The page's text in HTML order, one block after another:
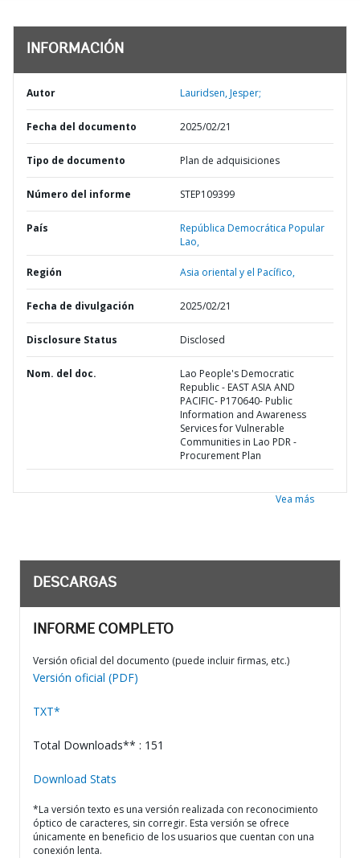
INFORMACIÓN
Autor Lauridsen, Jesper;
Fecha del documento 2025/02/21
Tipo de documento Plan de adquisiciones
Número del informe STEP109399
País
República Democrática Popular
Lao,
Región Asia oriental y el Pacífico,
Fecha de divulgación 2025/02/21
Disclosure Status Disclosed
Nom. del doc.
Lao People's Democratic
Republic - EAST ASIA AND
PACIFIC- P170640- Public
Information and Awareness
Services for Vulnerable
Communities in Lao PDR -
Procurement Plan
Vea más
DESCARGAS
INFORME COMPLETO
Versión oficial del documento (puede incluir firmas, etc.)
Versión oficial (PDF)
TXT*
Total Downloads** : 151
Download Stats
*La versión texto es una versión realizada con reconocimiento
óptico de caracteres, sin corregir. Esta versión se ofrece
únicamente en beneficio de los usuarios que cuentan con una
conexión lenta.